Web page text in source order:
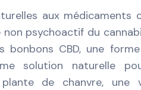
aux
non psychoactif du
bonbons CBD, une
solution naturelle
de chanvre, une